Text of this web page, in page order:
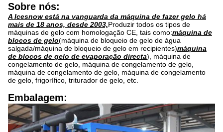
Sobre nós:
A Icesnow está na vanguarda da máquina de fazer gelo há
mais de 18 anos, desde 2003,Produzir todos os tipos de
máquinas de gelo com homologação CE, tais como:máquina de
blocos de gelo(máquina de bloqueio de gelo de água
salgada/máquina de bloqueio de gelo em recipientes)máquina
de blocos de gelo de evaporação directa), máquina de
congelamento de gelo, máquina de congelamento de gelo,
máquina de congelamento de gelo, máquina de congelamento
de gelo, frigorífico, triturador de gelo, etc.
Embalagem: